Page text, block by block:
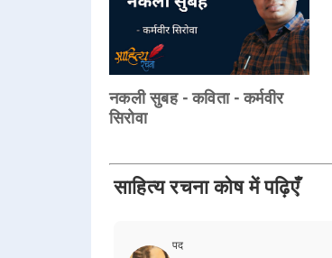
नकली सुबह - कविता - कर्मवीर
सिरोवा
साहित्य रचना कोष में पढ़िएँ
पद